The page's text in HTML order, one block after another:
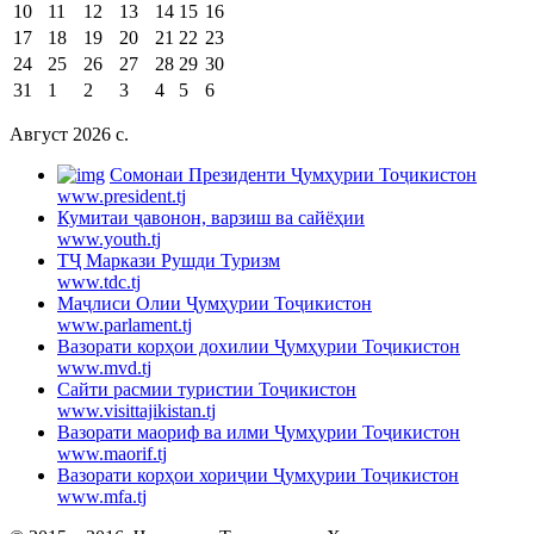
10 11 12 13 14 15 16
17
18 19 20 21 22 23
24
25 26 27 28 29 30
31
1 2 3 4 5 6
Август 2026 c.
Cомонаи Президенти Ҷумҳурии Тоҷикистон
www.president.tj
Кумитаи ҷавонон, варзиш ва сайёҳии
www.youth.tj
ТҶ Маркази Рушди Туризм
www.tdc.tj
Маҷлиси Олии Ҷумҳурии Тоҷикистон
www.parlament.tj
Вазорати корҳои дохилии Ҷумҳурии Тоҷикистон
www.mvd.tj
Сайти расмии туристии Тоҷикистон
www.visittajikistan.tj
Вазорати маориф ва илми Ҷумҳурии Тоҷикистон
www.maorif.tj
Вазорати корҳои хориҷии Ҷумҳурии Тоҷикистон
www.mfa.tj